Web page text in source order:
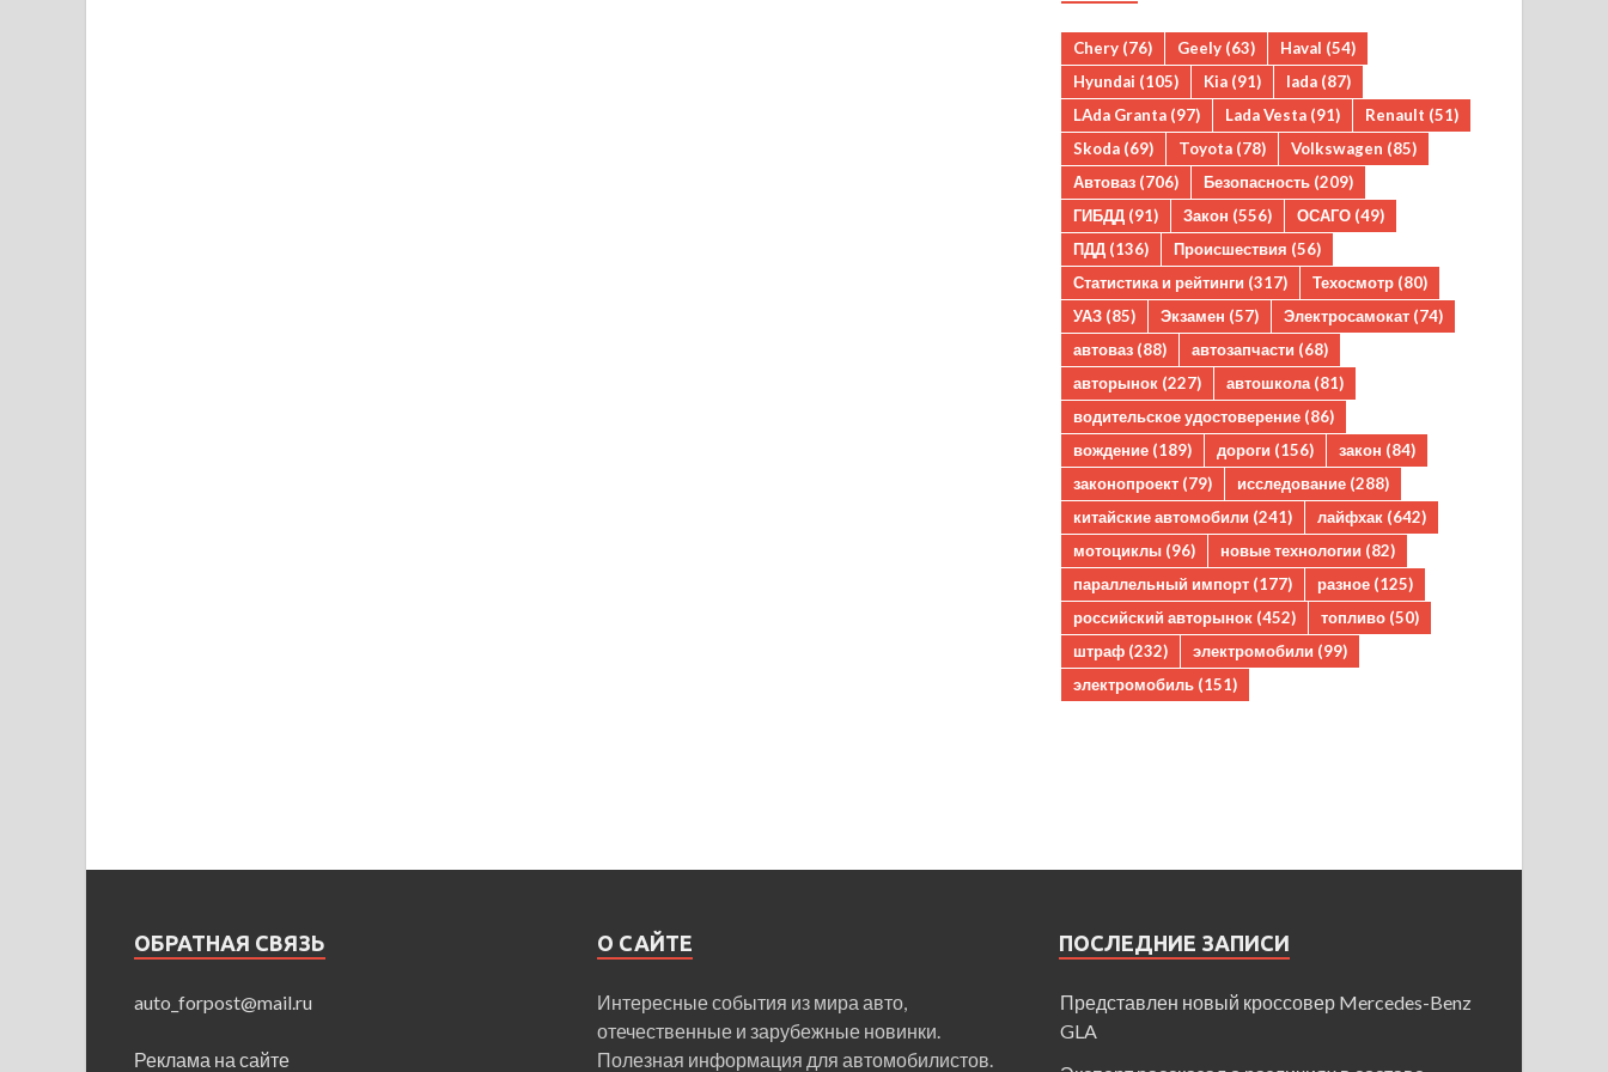
Chery (76) Geely (63) Haval (54)
Hyundai (105) Kia (91) lada (87)
LAda Granta (97) Lada Vesta (91) Renault (51)
Skoda (69) Toyota (78) Volkswagen (85)
Автоваз (706) Безопасность (209)
ГИБДД (91) Закон (556) ОСАГО (49)
ПДД (136) Происшествия (56)
Статистика и рейтинги (317) Техосмотр (80)
УАЗ (85) Экзамен (57) Электросамокат (74)
автоваз (88) автозапчасти (68)
авторынок (227) автошкола (81)
водительское удостоверение (86)
вождение (189) дороги (156) закон (84)
законопроект (79) исследование (288)
китайские автомобили (241) лайфхак (642)
мотоциклы (96) новые технологии (82)
параллельный импорт (177) разное (125)
российский авторынок (452) топливо (50)
штраф (232) электромобили (99)
электромобиль (151)
ОБРАТНАЯ СВЯЗЬ
auto_forpost@mail.ru
Реклама на сайте
О САЙТЕ
Интересные события из мира авто,
отечественные и зарубежные новинки.
Полезная информация для автомобилистов.
ПОСЛЕДНИЕ ЗАПИСИ
Представлен новый кроссовер Mercedes-Benz
GLA